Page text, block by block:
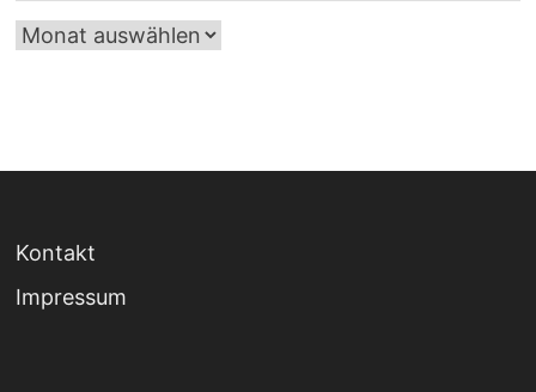
Archiv
Kontakt
Impressum